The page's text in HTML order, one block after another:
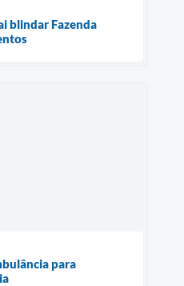
blindar Fazenda
para